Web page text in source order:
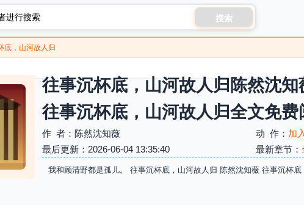
搜索
底，山河故人归
往事沉杯底，山河故人归陈然沈
往事沉杯底，山河故人归全文免费
作 者：陈然沈知薇 动 作： 加
最后更新：2026-06-04 13:35:40
最新章节：
我和顾清野都是孤儿。 往事沉杯底，山河故人归 陈然沈知薇 往事沉杯